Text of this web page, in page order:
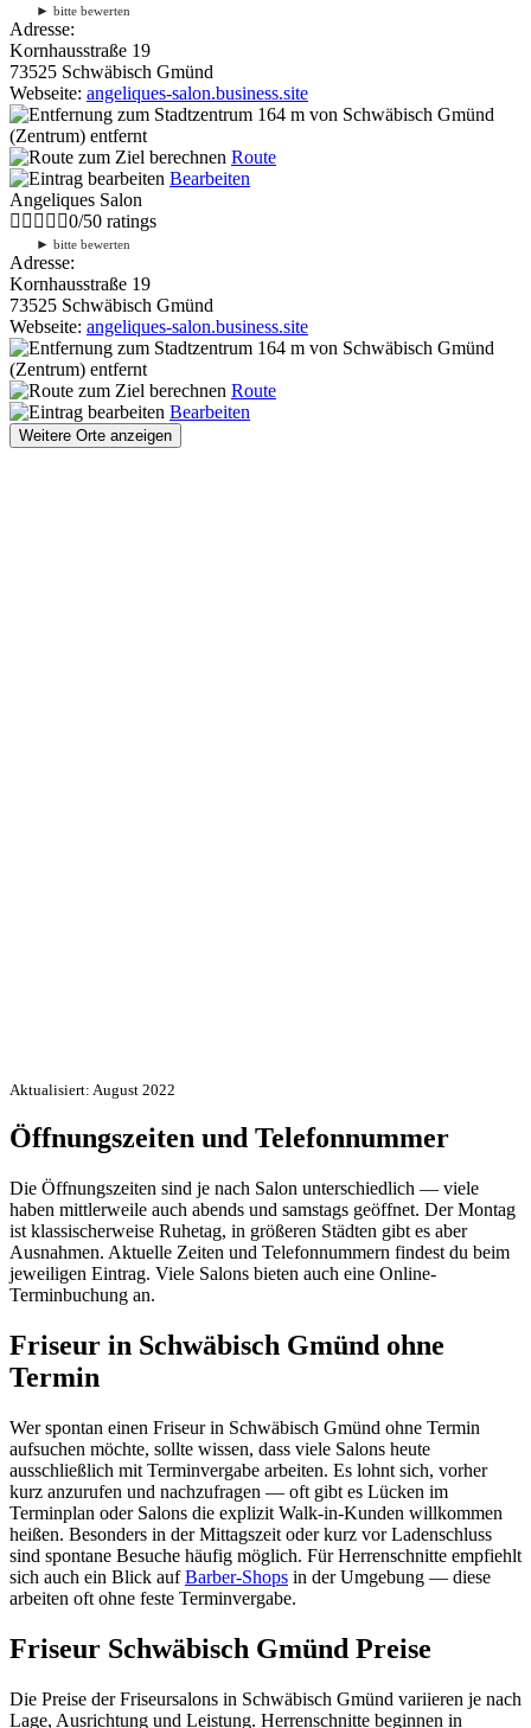
► bitte bewerten
Adresse:
Kornhausstraße 19
73525 Schwäbisch Gmünd
Webseite: angeliques-salon.business.site
164 m von Schwäbisch Gmünd
(Zentrum) entfernt
Route
Bearbeiten
Angeliques Salon
0/50 ratings
► bitte bewerten
Adresse:
Kornhausstraße 19
73525 Schwäbisch Gmünd
Webseite: angeliques-salon.business.site
164 m von Schwäbisch Gmünd
(Zentrum) entfernt
Route
Bearbeiten
Weitere Orte anzeigen
Aktualisiert: August 2022
Öffnungszeiten und Telefonnummer
Die Öffnungszeiten sind je nach Salon unterschiedlich — viele
haben mittlerweile auch abends und samstags geöffnet. Der Montag
ist klassischerweise Ruhetag, in größeren Städten gibt es aber
Ausnahmen. Aktuelle Zeiten und Telefonnummern findest du beim
jeweiligen Eintrag. Viele Salons bieten auch eine Online-
Terminbuchung an.
Friseur in Schwäbisch Gmünd ohne
Termin
Wer spontan einen Friseur in Schwäbisch Gmünd ohne Termin
aufsuchen möchte, sollte wissen, dass viele Salons heute
ausschließlich mit Terminvergabe arbeiten. Es lohnt sich, vorher
kurz anzurufen und nachzufragen — oft gibt es Lücken im
Terminplan oder Salons die explizit Walk-in-Kunden willkommen
heißen. Besonders in der Mittagszeit oder kurz vor Ladenschluss
sind spontane Besuche häufig möglich. Für Herrenschnitte empfiehlt
sich auch ein Blick aufBarber-Shops in der Umgebung — diese
arbeiten oft ohne feste Terminvergabe.
Friseur Schwäbisch Gmünd Preise
Die Preise der Friseursalons in Schwäbisch Gmünd variieren je nach
Lage, Ausrichtung und Leistung. Herrenschnitte beginnen in